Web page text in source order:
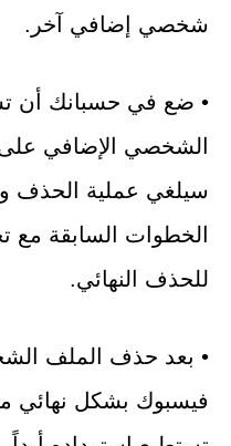
شخصي إضافي آخر.
• ضع في حسبانك أن
الشخصي الإضافي
سيلغي عملية الحذف
للحذف النهائي.
• بعد حذف الملف
فيسبوك بشكل نهائي